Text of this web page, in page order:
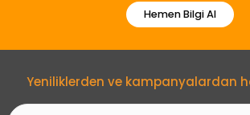
Hemen Bilgi Al
Yeniliklerden ve kampanyalardan